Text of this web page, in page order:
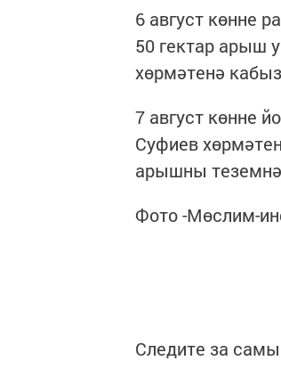
6 август көнне
50 гектар арыш
хөрмәтенә
7 август көнне
Суфиев
арышны
Фото -Мөслим-
Следите за